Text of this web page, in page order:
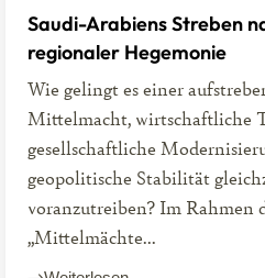
Saudi-Arabiens Streben
regionaler Hegemonie
Wie gelingt es einer
Mittelmacht, wirtschaftliche
gesellschaftliche
geopolitische Stabilität
voranzutreiben? Im Rahmen
„Mittelmächte...